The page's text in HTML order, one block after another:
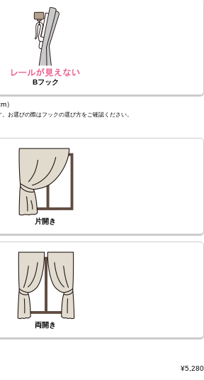
Bフック
）
お選びの際はフックの選び方をご確認ください。
片開き
両開き
¥5,280